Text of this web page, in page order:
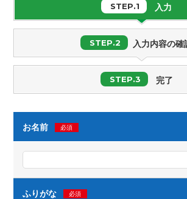
STEP.1 入力
STEP.2 入力内容の確
STEP.3 完了
お名前 必須
ふりがな 必須